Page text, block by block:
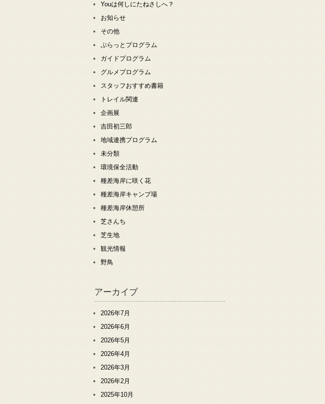
Youは何しにたねさしへ？
お知らせ
その他
ぷらっとプログラム
ガイドプログラム
グルメプログラム
スタッフおすすめ書籍
トレイル関連
企画展
吉田初三郎
地域連携プログラム
未分類
環境保全活動
種差海岸に咲く花
種差海岸キャンプ場
種差海岸休憩所
芝さんち
芝生地
観光情報
野鳥
アーカイブ
2026年7月
2026年6月
2026年5月
2026年4月
2026年3月
2026年2月
2025年10月